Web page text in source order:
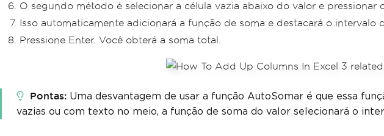
O segundo método é selecionar a célula vazia abaixo do valor e pressionar
Isso automaticamente adicionará a função de soma e destacará o intervalo
Pressione Enter. Você obterá a soma total.
Pontas Uma desvantagem de usar a função AutoSomar é que essa
vazias ou com texto no meio, a função de soma do valor selecionará o